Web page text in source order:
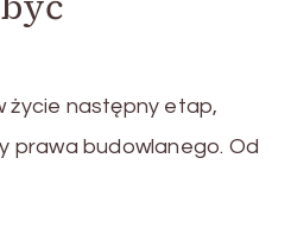
życie następny etap,
prawa budowlanego. Od